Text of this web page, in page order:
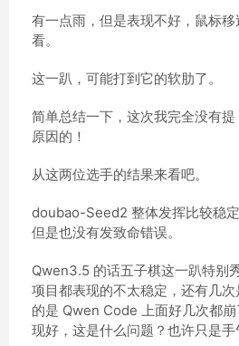
有一点雨，但是表现不好，鼠标
看。
这一趴，可能打到它的软肋了。
简单总结一下，这次我完全没有
原因的！
从这两位选手的结果来看吧。
doubao-Seed2 整体发挥比较稳
但是也没有发致命错误。
Qwen3.5 的话五子棋这一趴特别
项目都表现的不太稳定，还有几
的是 Qwen Code 上面好几次都
现好，这是什么问题？也许只是手